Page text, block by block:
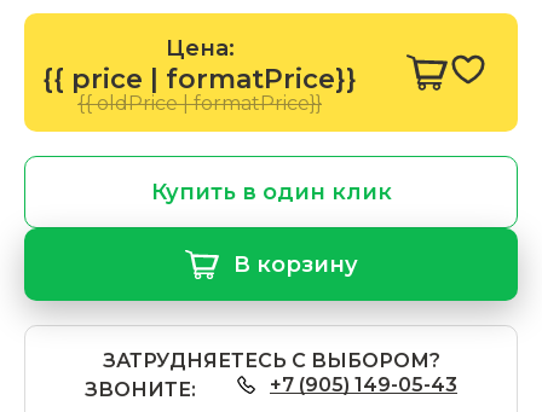
Цена:
{{ price | formatPrice}}
{{ oldPrice | formatPrice}}
Купить в один клик
В корзину
ЗАТРУДНЯЕТЕСЬ С ВЫБОРОМ?
ЗВОНИТЕ:
+7 (905) 149-05-43